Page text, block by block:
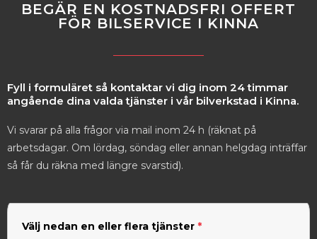
BEGÄR EN KOSTNADSFRI OFFERT
FÖR BILSERVICE I KINNA
Fyll i formuläret så kontaktar vi dig inom 24 timmar
angående dina valda tjänster i vår bilverkstad i Kinna.
Vi svarar på alla frågor via mail inom 24 h (räknat på
arbetsdagar. Om lördag, söndag eller annan helgdag inträffar
så får du räkna med längre svarstid).
Välj nedan en eller flera tjänster *